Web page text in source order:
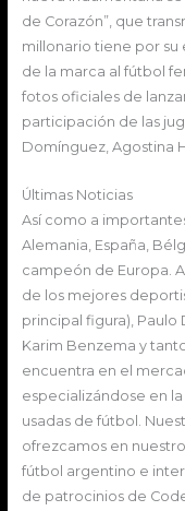
de Corazón”, que
millonario tiene por su
de la marca al fútbol
fotos oficiales de
participación de las
Domínguez, Agostina
Últimas Noticias
Así como a
Alemania, España,
campeón de Europa.
de los mejores
principal figura), Paulo
Karim Benzema y
encuentra en el
especializándose en
usadas de fútbol.
ofrezcamos en
fútbol argentino e
de patrocinios de